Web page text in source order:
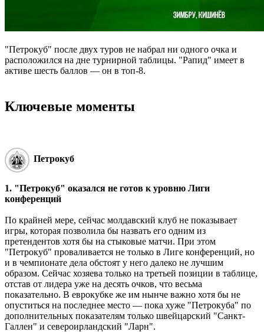
"Петрокуб" после двух туров не набрал ни одного очка и
расположился на дне турнирной таблицы. "Рапид" имеет в
активе шесть баллов ― он в топ-8.
Ключевые моменты
Петрокуб
1. "Петрокуб" оказался не готов к уровню Лиги
конференций
По крайней мере, сейчас молдавский клуб не показывает
игры, которая позволила бы назвать его одним из
претендентов хотя бы на стыковые матчи. При этом
"Петрокуб" проваливается не только в Лиге конференций, но
и в чемпионате дела обстоят у него далеко не лучшим
образом. Сейчас хозяева только на третьей позиции в таблице,
отстав от лидера уже на десять очков, что весьма
показательно. В еврокубке же им нынче важно хотя бы не
опуститься на последнее место ― пока хуже "Петрокуба" по
дополнительных показателям только швейцарский "Санкт-
Галлен" и североирландский "Ларн".